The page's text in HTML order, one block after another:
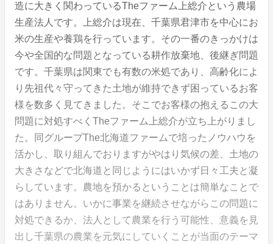
造に大きく関わっているTheファーム上総介という農場
生産法人です。上総介は現在、千葉県君津市を中心にお
米の生産や養鶏を行っています。その一番のきっかけは
今や全国的な問題となっている耕作放棄地、後継ぎ問題
です。千葉県は関東でも有数の米処であり、高齢化によ
り先祖代々守ってきた土地が維持できず困っているお客
様を数多く見てきました。そこでお客様の抱えるこの大
問題に対処すべくTheファーム上総介が立ち上がりまし
た。同グループThe北海道ファームで培ったノウハウを
活かし、取り組んでおりますがやはり気候の差、土地の
大きさなどで北海道と同じようにはいかず日々工夫と凝
らしています。農地を預かるということは簡単なことで
はありません。いかに事業を継続させながらこの問題に
対処できるか、法人として農業を行う可能性、意義を見
出し千葉県の農業を元気にしていくことが当面のテーマ